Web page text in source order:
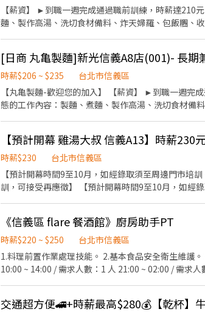
【薪資】 ►到職一週完成通過職前訓練，時薪達210
麵、製作高湯、洗切食材備料、炸天婦羅、包飯糰、
製麵)
時薪$206 ~ $235
台北市信義區
【丸亀製麵-歡迎您的加入】 【薪資】 ►到職一週完
態的工作內容：製麵、煮麵、製作高湯、洗切食材備
時薪$230
台北市信義區
【預計開幕時間9至10月，如經錄取須至周邊門市培
訓，可接受再應徵】 【預計開幕時間9至10月，如經
招募中！☆☆☆ ★★北中南全面展店，上半年狂開
★☆加入我們，戰力全開！☆★ 若你認同我們的理念，
臉上的滿意笑容是你的成就感來源，那你非常適合成
100 小時，多拿 1,000 元排班獎勵金； 衝到 120 小時
是我們在乎的事。 【你會做什麼？】 ◆ 外場－餐飲服
助菜口 結帳收款 進階工作（時薪多 +5 元）： 4. 協
料、切菜、處理根莖類食材 出餐擺盤、麵手、順麵
《信義區 flare 餐酒館》廚房助手PT
時薪$220 ~ $250
台北市信義區
1.料理前置作業處理技能。 2.基本食品安全衛生維護
10:00 ~ 14:00 / 需求人數：1 人 21:00 ~ 02:00 / 需求